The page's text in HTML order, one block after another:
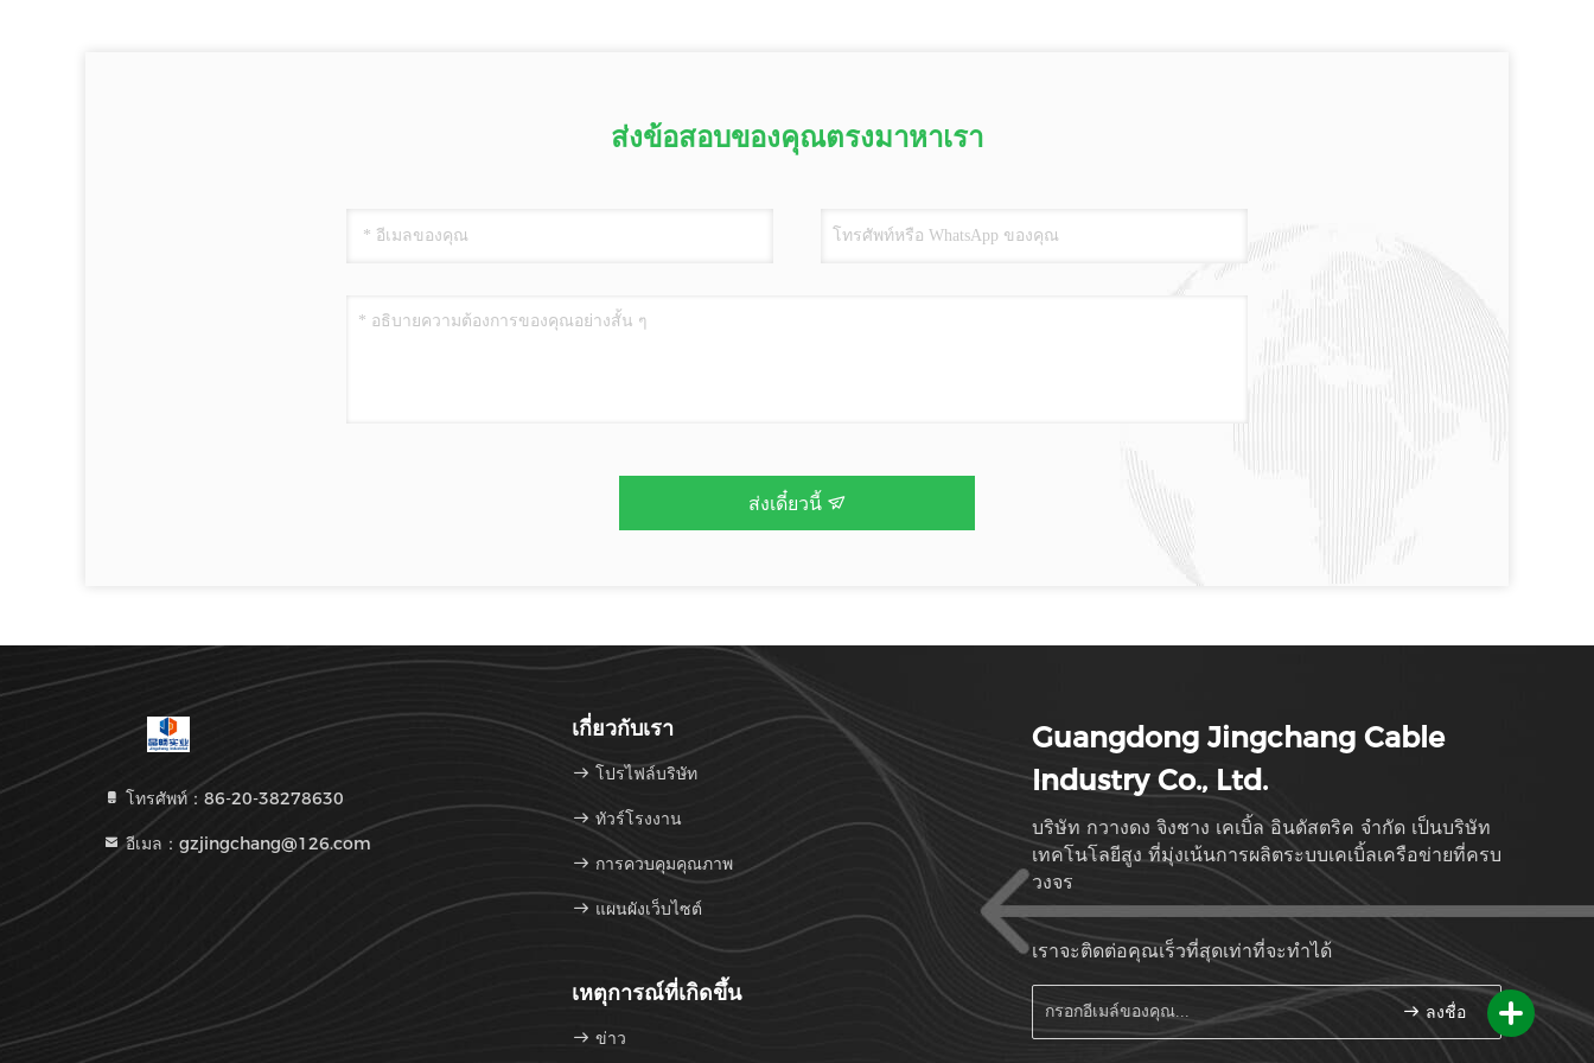
ส่งข้อสอบของคุณตรงมาหาเรา
ส่งเดี๋ยวนี้
โทรศัพท์：86-20-38278630
อีเมล：gzjingchang@126.com
เกี่ยวกับเรา
โปรไฟล์บริษัท
ทัวร์โรงงาน
การควบคุมคุณภาพ
แผนผังเว็บไซต์
เหตุการณ์ที่เกิดขึ้น
ข่าว
Guangdong Jingchang Cable
Industry Co., Ltd.
บริษัท กวางดง จิงชาง เคเบิ้ล อินดัสตริค จํากัด เป็นบริษัท
เทคโนโลยีสูง ที่มุ่งเน้นการผลิตระบบเคเบิ้ลเครือข่ายที่ครบ
วงจร
เราจะติดต่อคุณเร็วที่สุดเท่าที่จะทําได้
ลงชื่อ